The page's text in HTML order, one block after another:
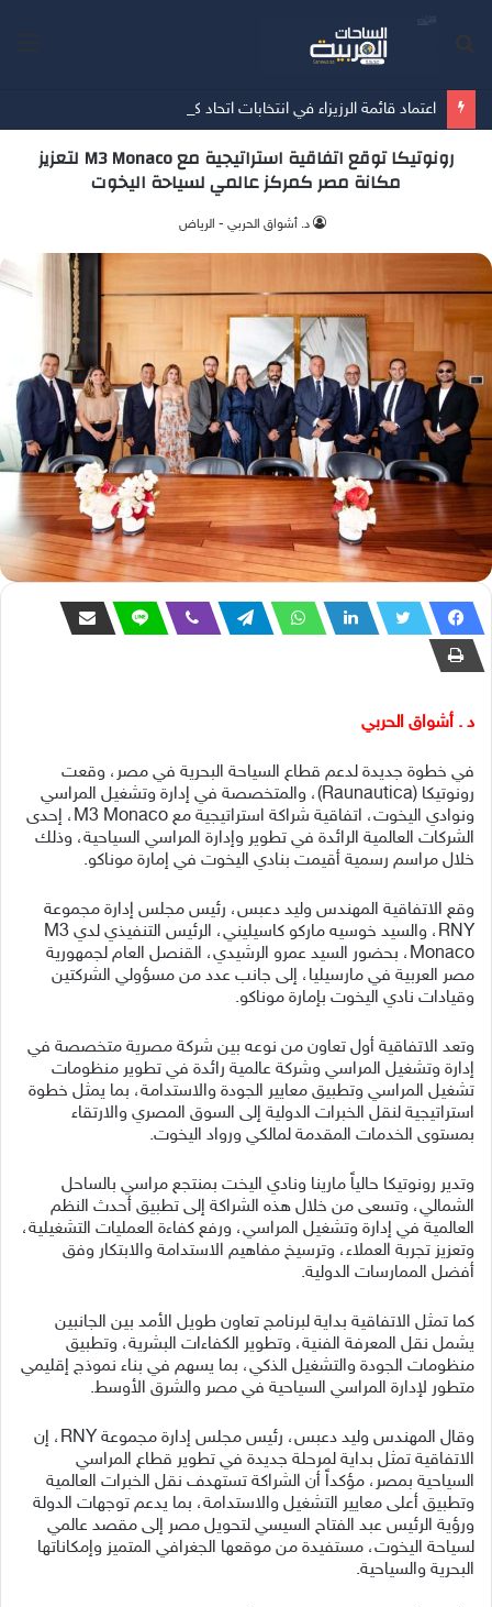
اعتماد قائمة الرزيزاء في انتخابات اتحاد كرة القدم
رونوتيكا توقع اتفاقية استراتيجية مع M3 Monaco لتعزيز
مكانة مصر كمركز عالمي لسياحة اليخوت
د. أشواق الحربي - الرياض
د . أشواق الحربي
في خطوة جديدة لدعم قطاع السياحة البحرية في مصر، وقعت
رونوتيكا (Raunautica)، والمتخصصة في إدارة وتشغيل المراسي
ونوادي اليخوت، اتفاقية شراكة استراتيجية مع M3 Monaco، إحدى
الشركات العالمية الرائدة في تطوير وإدارة المراسي السياحية، وذلك
خلال مراسم رسمية أقيمت بنادي اليخوت في إمارة موناكو.
وقع الاتفاقية المهندس وليد دعبس، رئيس مجلس إدارة مجموعة
RNY، والسيد خوسيه ماركو كاسيليني، الرئيس التنفيذي لدي M3
Monaco، بحضور السيد عمرو الرشيدي، القنصل العام لجمهورية
مصر العربية في مارسيليا، إلى جانب عدد من مسؤولي الشركتين
وقيادات نادي اليخوت بإمارة موناكو.
وتعد الاتفاقية أول تعاون من نوعه بين شركة مصرية متخصصة في
إدارة وتشغيل المراسي وشركة عالمية رائدة في تطوير منظومات
تشغيل المراسي وتطبيق معايير الجودة والاستدامة، بما يمثل خطوة
استراتيجية لنقل الخبرات الدولية إلى السوق المصري والارتقاء
بمستوى الخدمات المقدمة لمالكي ورواد اليخوت.
وتدير رونوتيكا حالياً مارينا ونادي اليخت بمنتجع مراسي بالساحل
الشمالي، وتسعى من خلال هذه الشراكة إلى تطبيق أحدث النظم
العالمية في إدارة وتشغيل المراسي، ورفع كفاءة العمليات التشغيلية،
وتعزيز تجربة العملاء، وترسيخ مفاهيم الاستدامة والابتكار وفق
أفضل الممارسات الدولية.
كما تمثل الاتفاقية بداية لبرنامج تعاون طويل الأمد بين الجانبين
يشمل نقل المعرفة الفنية، وتطوير الكفاءات البشرية، وتطبيق
منظومات الجودة والتشغيل الذكي، بما يسهم في بناء نموذج إقليمي
متطور لإدارة المراسي السياحية في مصر والشرق الأوسط.
وقال المهندس وليد دعبس، رئيس مجلس إدارة مجموعة RNY، إن
الاتفاقية تمثل بداية لمرحلة جديدة في تطوير قطاع المراسي
السياحية بمصر، مؤكداً أن الشراكة تستهدف نقل الخبرات العالمية
وتطبيق أعلى معايير التشغيل والاستدامة، بما يدعم توجهات الدولة
ورؤية الرئيس عبد الفتاح السيسي لتحويل مصر إلى مقصد عالمي
لسياحة اليخوت، مستفيدة من موقعها الجغرافي المتميز وإمكاناتها
البحرية والسياحية.